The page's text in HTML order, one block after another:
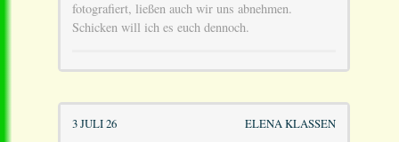
fotografiert, ließen auch wir uns abnehmen.
Schicken will ich es euch dennoch.
3 JULI 26 ELENA KLASSEN